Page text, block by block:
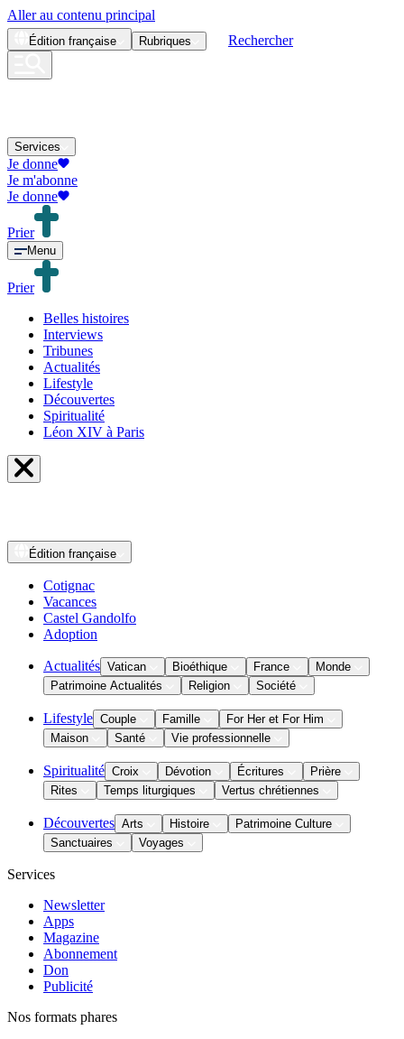
Aller au contenu principal
Édition française Rubriques Rechercher
Services
Je donne
Je m'abonne
Je donne
Prier
Menu
Prier
Belles histoires
Interviews
Tribunes
Actualités
Lifestyle
Découvertes
Spiritualité
Léon XIV à Paris
Édition française
Cotignac
Vacances
Castel Gandolfo
Adoption
Actualités Vatican Bioéthique France
Monde
Patrimoine Actualités
Religion Société
Lifestyle Couple Famille
For Her et For Him
Maison
Santé Vie professionnelle
Spiritualité Croix Dévotion Écritures
Prière
Rites
Temps liturgiques Vertus chrétiennes
Découvertes Arts Histoire
Patrimoine Culture
Sanctuaires
Voyages
Services
Newsletter
Apps
Magazine
Abonnement
Don
Publicité
Nos formats phares